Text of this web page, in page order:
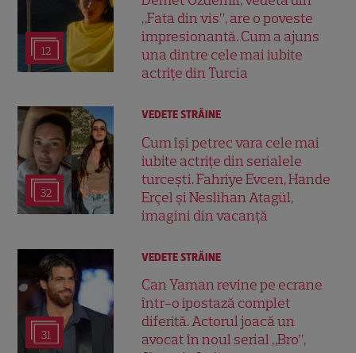
12
„Fata din vis”, are o poveste
impresionantă. Cum a ajuns
una dintre cele mai iubite
actrițe din Turcia
32
VEDETE STRĂINE
Cum își petrec vara cele mai
iubite actrițe din serialele
turcești. Fahriye Evcen, Hande
Erçel și Neslihan Atagül,
imagini din vacanță
31
VEDETE STRĂINE
Can Yaman revine pe ecrane
într-o ipostază complet
diferită. Actorul joacă un
avocat în noul serial „Bro”,